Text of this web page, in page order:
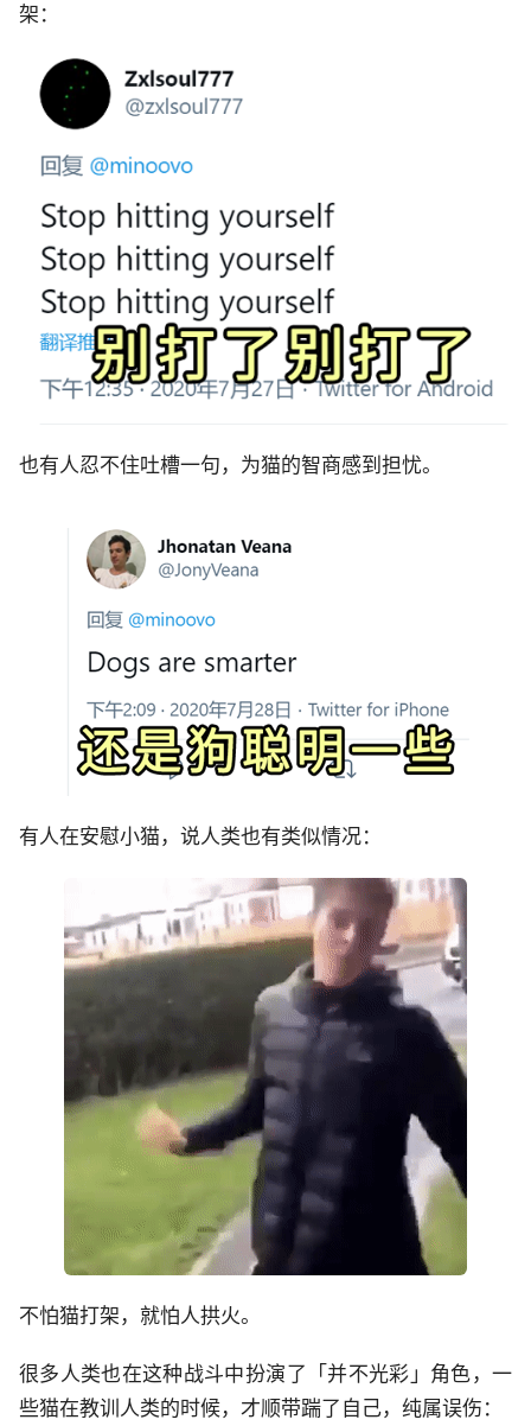
架：
也有人忍不住吐槽一句，为猫的智商感到担忧。
有人在安慰小猫，说人类也有类似情况：
不怕猫打架，就怕人拱火。
很多人类也在这种战斗中扮演了「并不光彩」角色，一
些猫在教训人类的时候，才顺带踹了自己，纯属误伤：